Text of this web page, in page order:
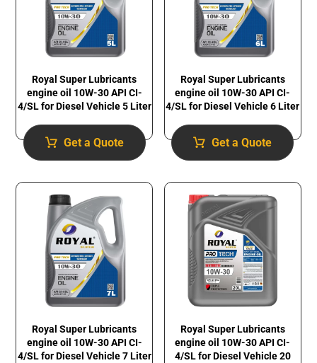
Royal Super Lubricants
engine oil 10W-30 API CI-
4/SL for Diesel Vehicle 5 Liter
Get a Quote
Royal Super Lubricants
engine oil 10W-30 API CI-
4/SL for Diesel Vehicle 6 Liter
Get a Quote
Royal Super Lubricants
engine oil 10W-30 API CI-
4/SL for Diesel Vehicle 7 Liter
Royal Super Lubricants
engine oil 10W-30 API CI-
4/SL for Diesel Vehicle 20